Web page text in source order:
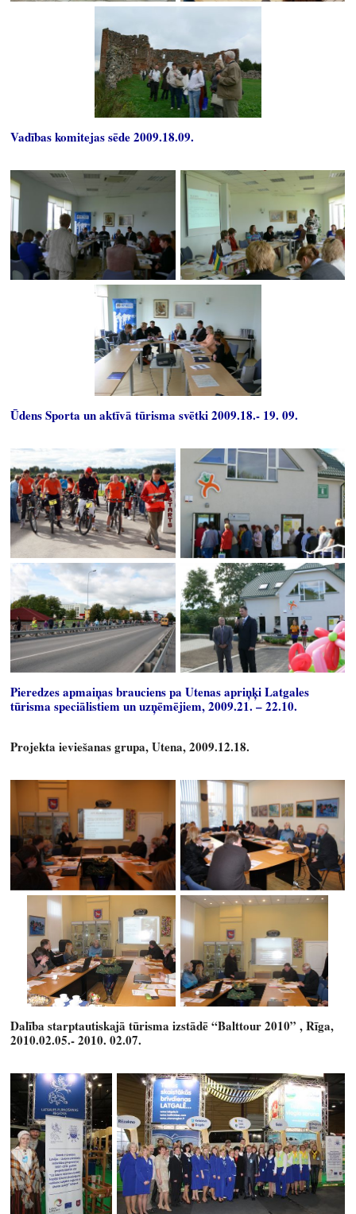
Vadības komitejas sēde 2009.18.09.
Ūdens Sporta un aktīvā tūrisma svētki 2009.18.- 19. 09.
Pieredzes apmaiņas brauciens pa Utenas apriņķi Latgales
tūrisma speciālistiem un uzņēmējiem, 2009.21. – 22.10.
Projekta ieviešanas grupa, Utena, 2009.12.18.
Dalība starptautiskajā tūrisma izstādē “Balttour 2010” , Rīga,
2010.02.05.- 2010. 02.07.